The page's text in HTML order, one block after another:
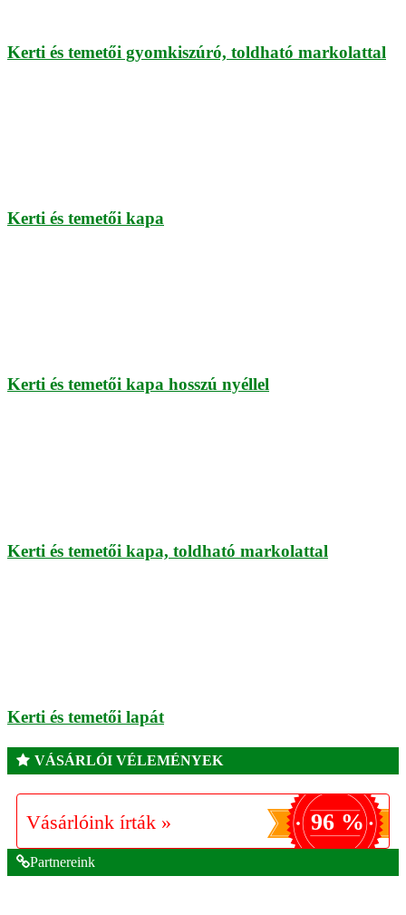
Kerti és temetői gyomkiszúró, toldható markolattal
Kerti és temetői kapa
Kerti és temetői kapa hosszú nyéllel
Kerti és temetői kapa, toldható markolattal
Kerti és temetői lapát
VÁSÁRLÓI VÉLEMÉNYEK
Vásárlóink írták » 96 %
Partnereink